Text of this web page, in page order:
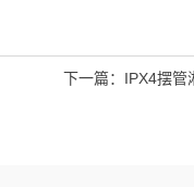
下一篇： IPX4摆管